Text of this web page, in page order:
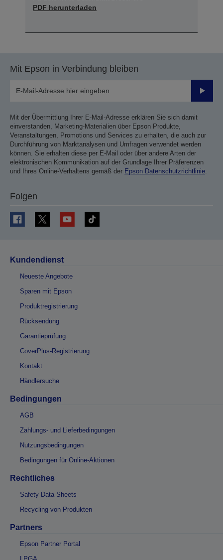
PDF herunterladen
Mit Epson in Verbindung bleiben
Mit der Übermittlung Ihrer E-Mail-Adresse erklären Sie sich damit
einverstanden, Marketing-Materialien über Epson Produkte,
Veranstaltungen, Promotions und Services zu erhalten, die auch zur
Durchführung von Marktanalysen und Umfragen verwendet werden
können. Sie erhalten diese per E-Mail oder über andere Arten der
elektronischen Kommunikation auf der Grundlage Ihrer Präferenzen
und Ihres Online-Verhaltens gemäß der Epson Datenschutzrichtlinie.
Folgen
Kundendienst
Neueste Angebote
Sparen mit Epson
Produktregistrierung
Rücksendung
Garantieprüfung
CoverPlus-Registrierung
Kontakt
Händlersuche
Bedingungen
AGB
Zahlungs- und Lieferbedingungen
Nutzungsbedingungen
Bedingungen für Online-Aktionen
Rechtliches
Safety Data Sheets
Recycling von Produkten
Partners
Epson Partner Portal